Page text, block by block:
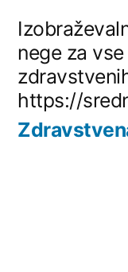
content
nege za
https://